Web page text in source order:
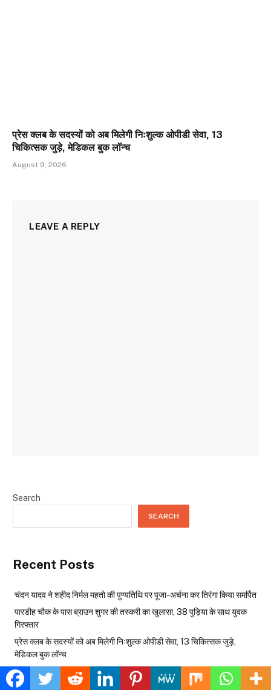
प्रेस क्लब के सदस्यों को अब मिलेगी निःशुल्क ओपीडी सेवा, 13
चिकित्सक जुड़े, मेडिकल बुक लॉन्च
August 9, 2026
LEAVE A REPLY
Search
SEARCH
Recent Posts
चंदन यादव ने शहीद निर्मल महतो की पुण्यतिथि पर पूजा-अर्चना कर तिरंगा किया समर्पित
पारडीह चौक के पास ब्राउन शुगर की तस्करी का खुलासा, 38 पुड़िया के साथ युवक
गिरफ्तार
प्रेस क्लब के सदस्यों को अब मिलेगी निःशुल्क ओपीडी सेवा, 13 चिकित्सक जुड़े,
मेडिकल बुक लॉन्च
भर्ती परीक्षाओं में कथित गड़बड़ियों पर भाजयुमो का सरकार पर हमला, CBI जांच की मांग